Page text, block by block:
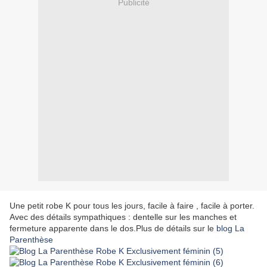
Publicité
Une petit robe K pour tous les jours, facile à faire , facile à porter.
Avec des détails sympathiques : dentelle sur les manches et
fermeture apparente dans le dos.Plus de détails sur le blog La
Parenthèse